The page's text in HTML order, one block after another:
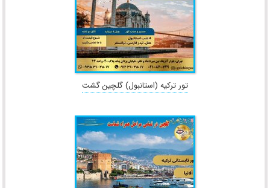
تور تركيه (استانبول) گلچین گشت